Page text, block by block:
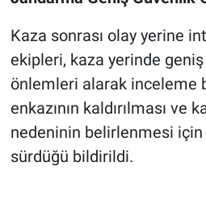
Kaza sonrası olay yerine
ekipleri, kaza yerinde
önlemleri alarak inceleme
enkazının kaldırılması ve
nedeninin belirlenmesi için
sürdüğü bildirildi.